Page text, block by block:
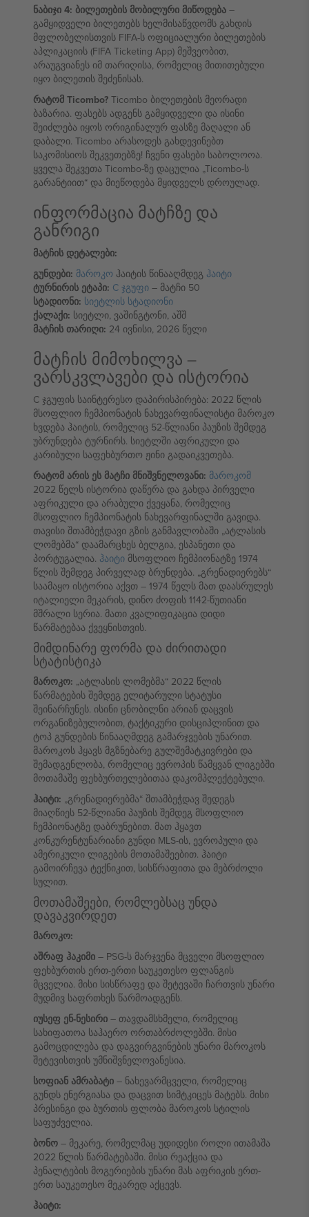
ნაბიჯი 4: ბილეთების მობილური მიწოდება –
გამყიდველი ბილეთებს ხელმისაწვდომს გახდის
მფლობელისთვის FIFA-ს ოფიციალური ბილეთების
აპლიკაციის (FIFA Ticketing App) მეშვეობით,
არაუგვიანეს იმ თარიღისა, რომელიც მითითებული
იყო ბილეთის შეძენისას.
რატომ Ticombo? Ticombo ბილეთების მეორადი
ბაზარია. ფასებს ადგენს გამყიდველი და ისინი
შეიძლება იყოს ორიგინალურ ფასზე მაღალი ან
დაბალი. Ticombo არასოდეს გახდევინებთ
საკომისიოს შეკვეთებზე! ჩვენი ფასები საბოლოოა.
ყველა შეკვეთა Ticombo-ზე დაცულია „Ticombo-ს
გარანტიით“ და მიეწოდება მყიდველს დროულად.
ინფორმაცია მატჩზე და
განრიგი
მატჩის დეტალები:
გუნდები: მაროკო ჰაიტის წინააღმდეგ ჰაიტი
ტურნირის ეტაპი: C ჯგუფი – მატჩი 50
სტადიონი: სიეტლის სტადიონი
ქალაქი: სიეტლი, ვაშინგტონი, აშშ
მატჩის თარიღი: 24 ივნისი, 2026 წელი
მატჩის მიმოხილვა –
ვარსკვლავები და ისტორია
C ჯგუფის საინტერესო დაპირისპირება: 2022 წლის
მსოფლიო ჩემპიონატის ნახევარფინალისტი მაროკო
ხვდება ჰაიტის, რომელიც 52-წლიანი პაუზის შემდეგ
უბრუნდება ტურნირს. სიეტლში აფრიკული და
კარიბული საფეხბურთო ჟინი გადაიკვეთება.
რატომ არის ეს მატჩი მნიშვნელოვანი: მაროკომ
2022 წელს ისტორია დაწერა და გახდა პირველი
აფრიკული და არაბული ქვეყანა, რომელიც
მსოფლიო ჩემპიონატის ნახევარფინალში გავიდა.
თავისი შთამბეჭდავი გზის განმავლობაში „ატლასის
ლომებმა“ დაამარცხეს ბელგია, ესპანეთი და
პორტუგალია. ჰაიტი მსოფლიო ჩემპიონატზე 1974
წლის შემდეგ პირველად ბრუნდება. „გრენადიერებს“
საამაყო ისტორია აქვთ – 1974 წელს მათ დაასრულეს
იტალიელი მეკარის, დინო ძოფის 1142-წუთიანი
მშრალი სერია. მათი კვალიფიკაცია დიდი
წარმატებაა ქვეყნისთვის.
მიმდინარე ფორმა და ძირითადი
სტატისტიკა
მაროკო: „ატლასის ლომებმა“ 2022 წლის
წარმატების შემდეგ ელიტარული სტატუსი
შეინარჩუნეს. ისინი ცნობილნი არიან დაცვის
ორგანიზებულობით, ტაქტიკური დისციპლინით და
ტოპ გუნდების წინააღმდეგ გამარჯვების უნარით.
მაროკოს ჰყავს მგზნებარე გულშემატკივრები და
შემადგენლობა, რომელიც ევროპის წამყვან ლიგებში
მოთამაშე ფეხბურთელებითაა დაკომპლექტებული.
ჰაიტი: „გრენადიერებმა“ შთამბეჭდავ შედეგს
მიაღწიეს 52-წლიანი პაუზის შემდეგ მსოფლიო
ჩემპიონატზე დაბრუნებით. მათ ჰყავთ
კონკურენტუნარიანი გუნდი MLS-ის, ევროპული და
ამერიკული ლიგების მოთამაშეებით. ჰაიტი
გამოირჩევა ტექნიკით, სისწრაფითა და მებრძოლი
სულით.
მოთამაშეები, რომლებსაც უნდა
დავაკვირდეთ
მაროკო:
აშრაფ ჰაკიმი – PSG-ს მარჯვენა მცველი მსოფლიო
ფეხბურთის ერთ-ერთი საუკეთესო ფლანგის
მცველია. მისი სისწრაფე და შეტევაში ჩართვის უნარი
მუდმივ საფრთხეს წარმოადგენს.
იუსეფ ენ-ნესირი – თავდამსხმელი, რომელიც
სახიფათოა საჰაერო ორთაბრძოლებში. მისი
გამოცდილება და დაგვირგვინების უნარი მაროკოს
შეტევისთვის უმნიშვნელოვანესია.
სოფიან ამრაბატი – ნახევარმცველი, რომელიც
გუნდს ენერგიასა და დაცვით სიმტკიცეს მატებს. მისი
პრესინგი და ბურთის ფლობა მაროკოს სტილის
საფუძველია.
ბონო – მეკარე, რომელმაც უდიდესი როლი ითამაშა
2022 წლის წარმატებაში. მისი რეაქცია და
პენალტების მოგერიების უნარი მას აფრიკის ერთ-
ერთ საუკეთესო მეკარედ აქცევს.
ჰაიტი: